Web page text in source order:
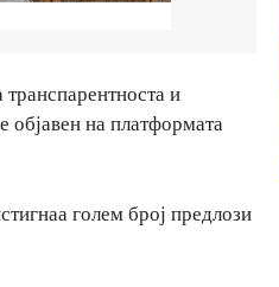
и
објавен на платформата
голем број предлози